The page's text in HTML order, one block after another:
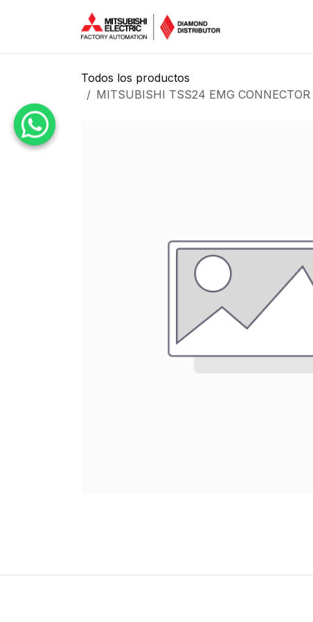
Todos los productos
MITSUBISHI TSS24 EMG